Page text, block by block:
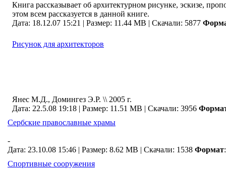
Книга рассказывает об архитектурном рисунке, эскизе,
этом всем рассказуется в данной книге.
Дата: 18.12.07 15:21 | Размер: 11.44 MB | Скачали: 5877
Рисунок для архитекторов
Янес М.Д., Домингез Э.Р. \\ 2005 г.
Дата: 22.5.08 19:18 | Размер: 11.51 MB | Скачали: 3956
Сербские православные храмы
-
Дата: 23.10.08 15:46 | Размер: 8.62 MB | Скачали: 1538 Формат:
Спортивные сооружения